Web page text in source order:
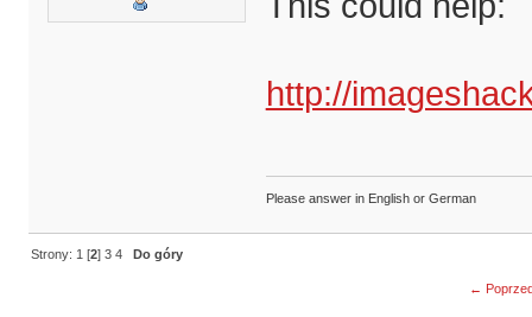
http://
Please answer in English or German
Strony: 1 [2]3 4 Do góry
←